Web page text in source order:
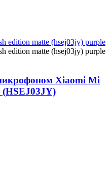
Xiaomi Mi
(HSEJ03JY)